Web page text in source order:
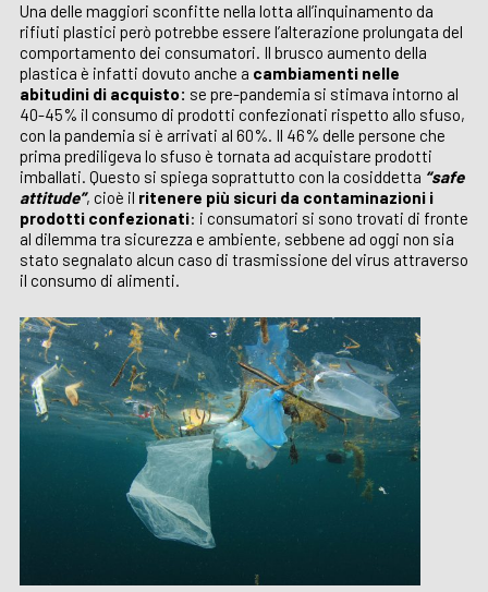
Una delle maggiori sconfitte nella lotta all’inquinamento da
rifiuti plastici però potrebbe essere l’alterazione prolungata del
comportamento dei consumatori. Il brusco aumento della
plastica è infatti dovuto anche a cambiamenti nelle
abitudini di acquisto: se pre-pandemia si stimava intorno al
40-45% il consumo di prodotti confezionati rispetto allo sfuso,
con la pandemia si è arrivati al 60%. Il 46% delle persone che
prima prediligeva lo sfuso è tornata ad acquistare prodotti
imballati. Questo si spiega soprattutto con la cosiddetta “safe
attitude”, cioè il ritenere più sicuri da contaminazioni i
prodotti confezionati: i consumatori si sono trovati di fronte
al dilemma tra sicurezza e ambiente, sebbene ad oggi non sia
stato segnalato alcun caso di trasmissione del virus attraverso
il consumo di alimenti.